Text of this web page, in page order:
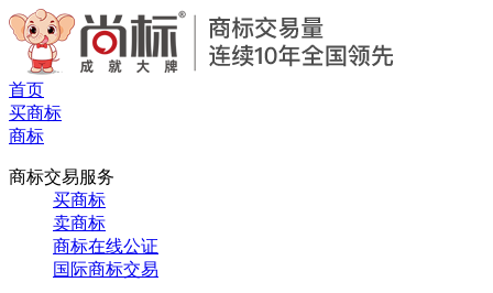
首页
买商标
商标
商标交易服务
买商标
卖商标
商标在线公证
国际商标交易